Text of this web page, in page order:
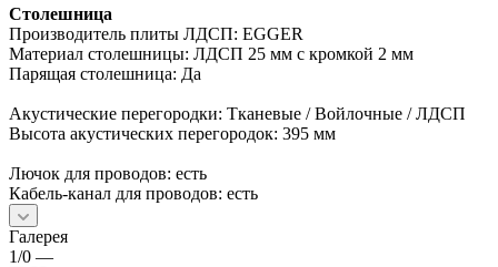
Столешница
Производитель плиты ЛДСП: EGGER
Материал столешницы: ЛДСП 25 мм с кромкой 2 мм
Парящая столешница: Да
Акустические перегородки: Тканевые / Войлочные / ЛДСП
Высота акустических перегородок: 395 мм
Лючок для проводов: есть
Кабель-канал для проводов: есть
Галерея
1/0 —